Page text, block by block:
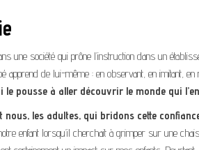
une société qui prône l’instruction dans un
apprend de lui-même : en observant, en imitant,
le pousse à aller découvrir le monde qui
nous, les adultes, qui bridons cette
enfant lorsqu’il cherchait à grimper sur une